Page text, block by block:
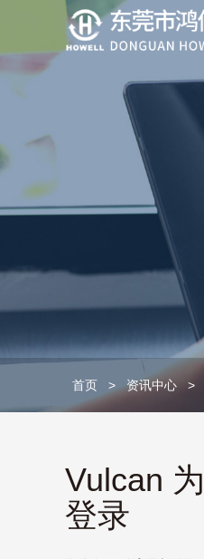
首页 > 资讯中心 >
Vulcan
登录